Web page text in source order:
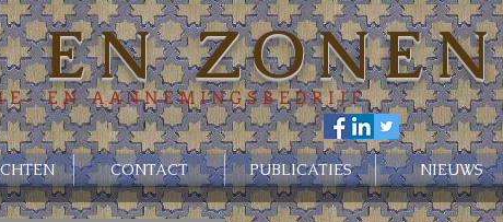
EN ZONEN
EN AANNEMINGSBEDRIJF
CONTACT PUBLICATIES NIEUWS